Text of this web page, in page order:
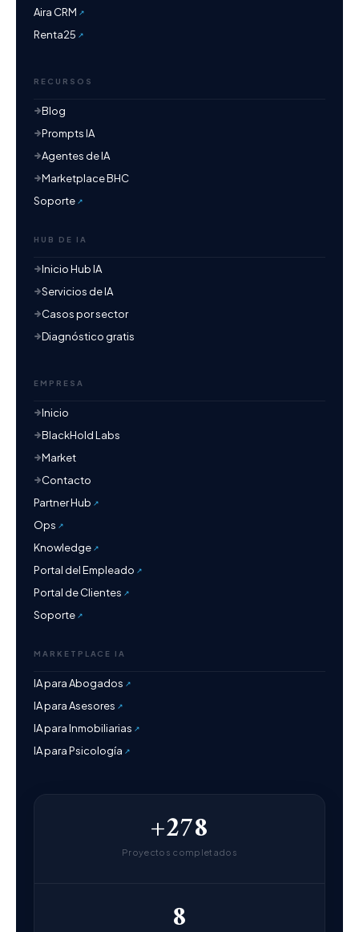
Aira CRM
Renta25
RECURSOS
Blog
Prompts IA
Agentes de IA
Marketplace BHC
Soporte
HUB DE IA
Inicio Hub IA
Servicios de IA
Casos por sector
Diagnóstico gratis
EMPRESA
Inicio
BlackHold Labs
Market
Contacto
Partner Hub
Ops
Knowledge
Portal del Empleado
Portal de Clientes
Soporte
MARKETPLACE IA
IA para Abogados
IA para Asesores
IA para Inmobiliarias
IA para Psicología
+278
Proyectos completados
8